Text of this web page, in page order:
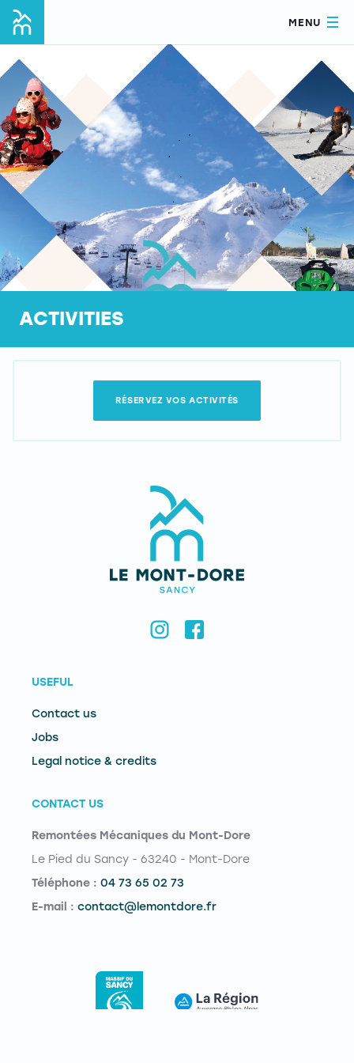
MENU
ACTIVITIES
RÉSERVEZ VOS ACTIVITÉS
USEFUL
Contact us
Jobs
Legal notice & credits
CONTACT US
Remontées Mécaniques du Mont-Dore
Le Pied du Sancy - 63240 - Mont-Dore
Téléphone : 04 73 65 02 73
E-mail : contact@lemontdore.fr